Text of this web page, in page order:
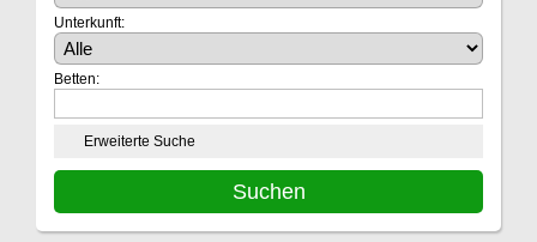
Unterkunft:
Betten:
Erweiterte Suche